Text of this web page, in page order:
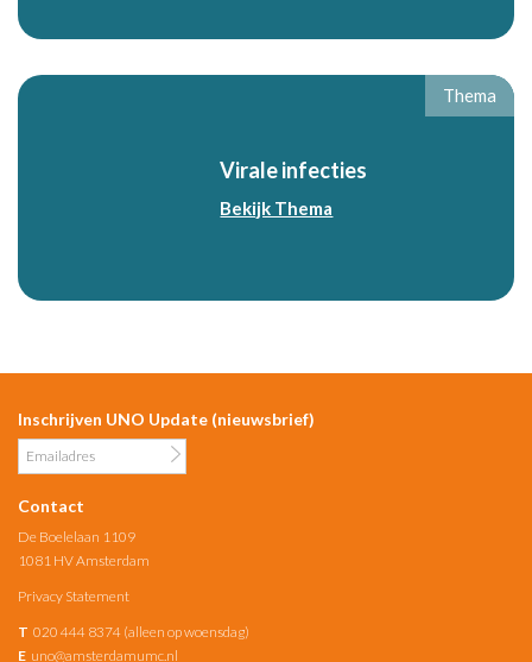
Virale infecties
Bekijk Thema
Thema
Inschrijven UNO Update (nieuwsbrief)
Contact
De Boelelaan 1109
1081 HV Amsterdam
Privacy Statement
T 020 444 8374 (alleen op woensdag)
E uno@amsterdamumc.nl